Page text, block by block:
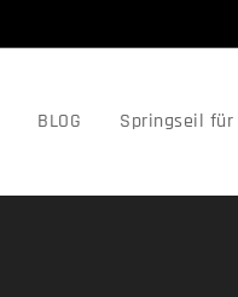
BLOG Springseil für